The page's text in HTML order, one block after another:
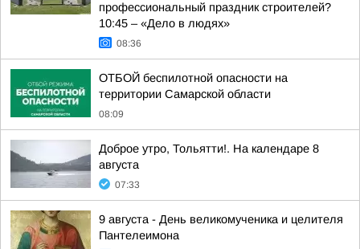
профессиональный праздник строителей?
10:45 – «Дело в людях»
08:36
ОТБОЙ беспилотной опасности на
территории Самарской области
08:09
Доброе утро, Тольятти!. На календаре 8
августа
07:33
9 августа - День великомученика и целителя
Пантелеимона